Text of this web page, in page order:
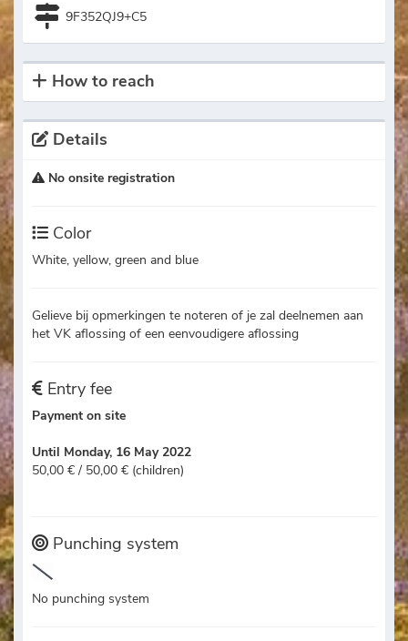
9F352QJ9+C5
How to reach
Details
No onsite registration
Color
White, yellow, green and blue
Gelieve bij opmerkingen te noteren of je zal deelnemen aan
het VK aflossing of een eenvoudigere aflossing
Entry fee
Payment on site
Until Monday, 16 May 2022
50,00 € / 50,00 € (children)
Punching system
No punching system